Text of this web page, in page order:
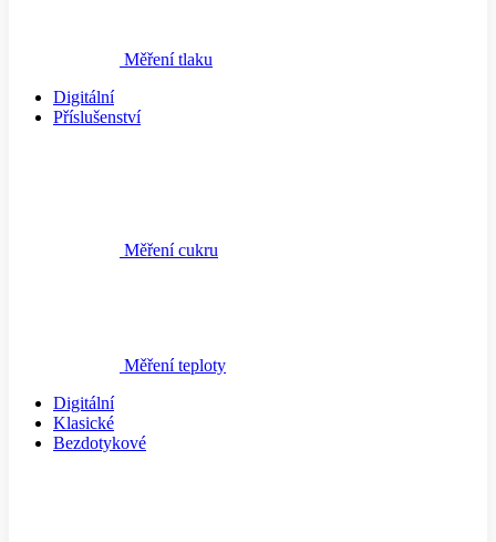
Měření tlaku
Digitální
Příslušenství
Měření cukru
Měření teploty
Digitální
Klasické
Bezdotykové